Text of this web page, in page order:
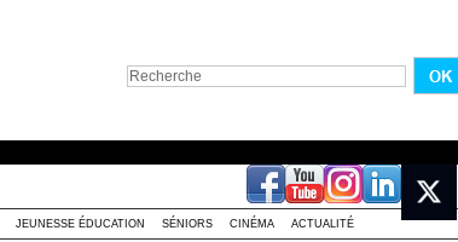
JEUNESSE ÉDUCATION SÉNIORS CINÉMA ACTUALITÉ